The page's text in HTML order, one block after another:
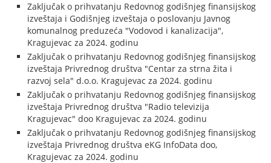
Zaključak o prihvatanju Redovnog godišnjeg finansijskog
izveštaja i Godišnjeg izveštaja o poslovanju Javnog
komunalnog preduzeća "Vodovod i kanalizacija",
Kragujevac za 2024. godinu
Zaključak o prihvatanju Redovnog godišnjeg finansijskog
izveštaja Privrednog društva "Centar za strna žita i
razvoj sela" d.o.o. Kragujevac za 2024. godinu
Zaključak o prihvatanju Redovnog godišnjeg finansijskog
izveštaja Privrednog društva "Radio televizija
Kragujevac" doo Kragujevac za 2024. godinu
Zaključak o prihvatanju Redovnog godišnjeg finansijskog
izveštaja Privrednog društva eKG InfoData doo,
Kragujevac za 2024. godinu